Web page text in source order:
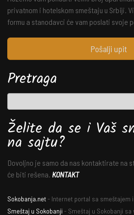
privatnom i hotelskom smeštaju u Srbiji.
formu a stanodavci će vam poslati svoje
Pošalji upit
Pretraga
Želite da se i Vaš
na sajtu?
Dovoljno je samo da nas kontaktirate na
će biti rešena. KONTAKT
Sokobanja.net- Internet portal sa smeštajem
Smeštaj u Sokobanji - Smeštaj u Sokobanji sa